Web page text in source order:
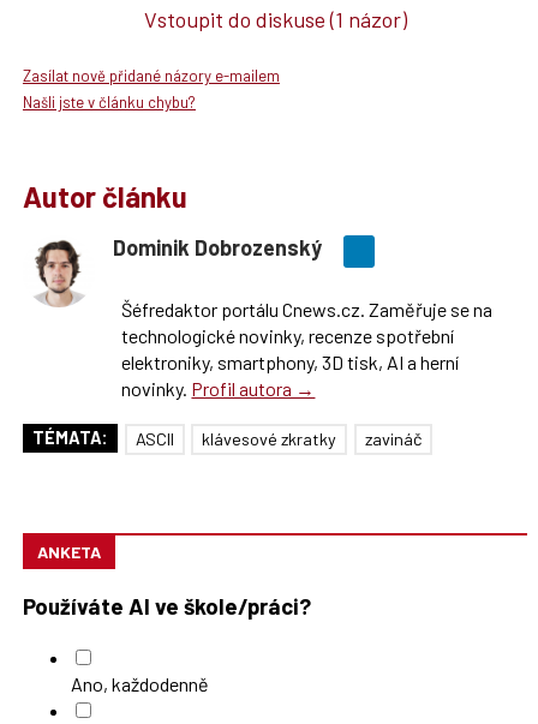
Vstoupit do diskuse(1 názor)
Zasílat nově přidané názory e-mailem
Našli jste v článku chybu?
Autor článku
Dominik Dobrozenský
Šéfredaktor portálu Cnews.cz. Zaměřuje se na
technologické novinky, recenze spotřební
elektroniky, smartphony, 3D tisk, AI a herní
novinky. Profil autora →
TÉMATA: ASCII klávesové zkratky zavináč
ANKETA
Používáte AI ve škole/práci?
Ano, každodenně